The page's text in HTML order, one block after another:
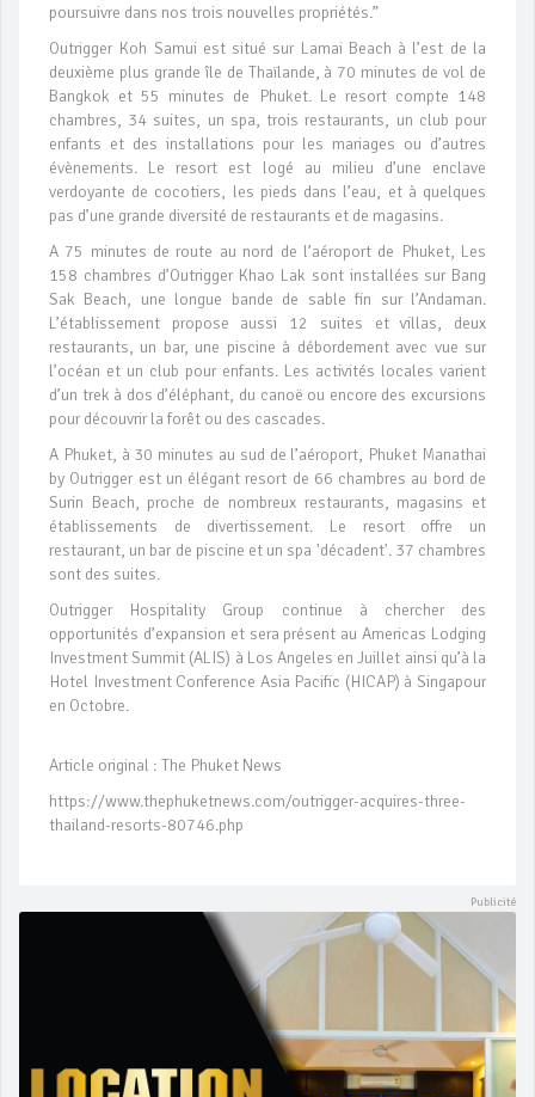
poursuivre dans nos trois nouvelles propriétés.”
Outrigger Koh Samui est situé sur Lamai Beach à l’est de la
deuxième plus grande île de Thaïlande, à 70 minutes de vol de
Bangkok et 55 minutes de Phuket. Le resort compte 148
chambres, 34 suites, un spa, trois restaurants, un club pour
enfants et des installations pour les mariages ou d’autres
évènements. Le resort est logé au milieu d’une enclave
verdoyante de cocotiers, les pieds dans l’eau, et à quelques
pas d’une grande diversité de restaurants et de magasins.
A 75 minutes de route au nord de l’aéroport de Phuket, Les
158 chambres d’Outrigger Khao Lak sont installées sur Bang
Sak Beach, une longue bande de sable fin sur l’Andaman.
L’établissement propose aussi 12 suites et villas, deux
restaurants, un bar, une piscine à débordement avec vue sur
l’océan et un club pour enfants. Les activités locales varient
d’un trek à dos d’éléphant, du canoë ou encore des excursions
pour découvrir la forêt ou des cascades.
A Phuket, à 30 minutes au sud de l’aéroport, Phuket Manathai
by Outrigger est un élégant resort de 66 chambres au bord de
Surin Beach, proche de nombreux restaurants, magasins et
établissements de divertissement. Le resort offre un
restaurant, un bar de piscine et un spa 'décadent'. 37 chambres
sont des suites.
Outrigger Hospitality Group continue à chercher des
opportunités d’expansion et sera présent au Americas Lodging
Investment Summit (ALIS) à Los Angeles en Juillet ainsi qu’à la
Hotel Investment Conference Asia Pacific (HICAP) à Singapour
en Octobre.
Article original : The Phuket News
https://www.thephuketnews.com/outrigger-acquires-three-
thailand-resorts-80746.php